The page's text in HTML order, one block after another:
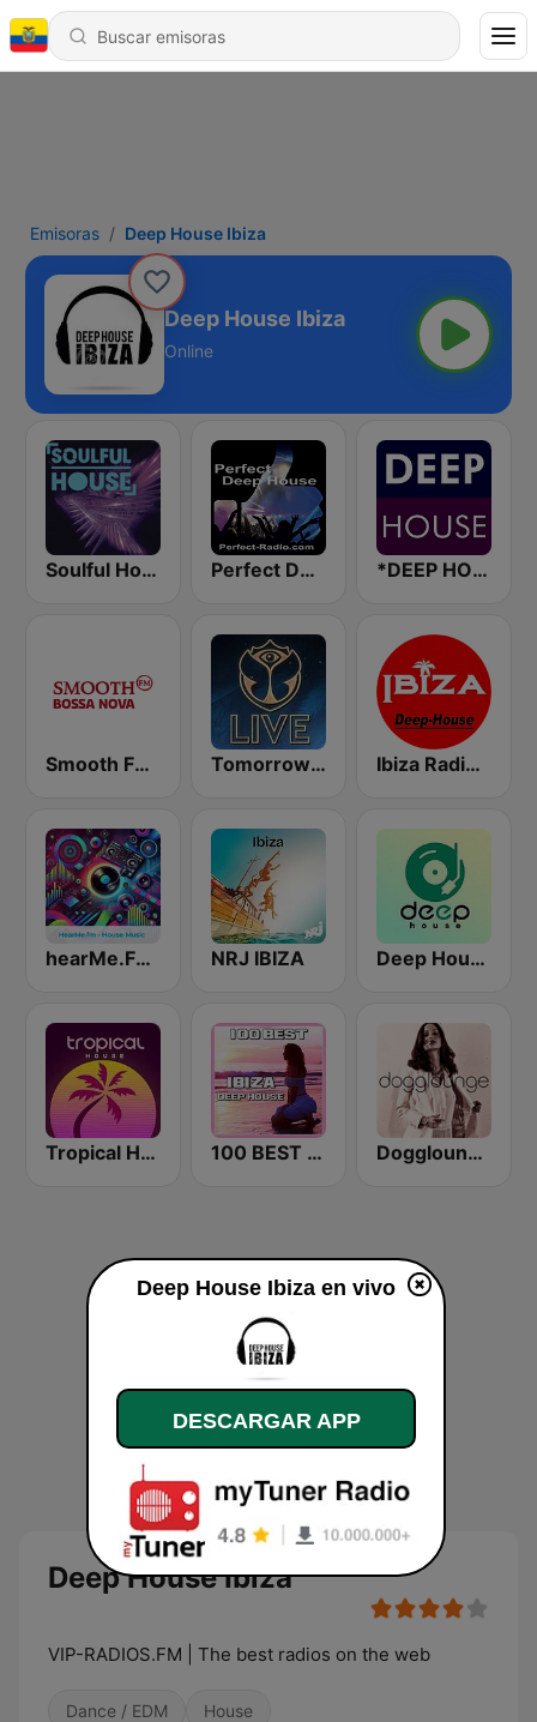
Emisoras Deep House Ibiza
Deep House Ibiza
Online
Soulful House Perfect Deep House *DEEP HOUSE
Smooth FM Bossa Nova Tomorrowland Live Ibiza Radios - Deep House
hearMe.FM House NRJ IBIZA Deep House Radio
Tropical House 100 BEST Ibiza Deep House Dogglounge Deep House Radio
Deep House Ibiza
VIP-RADIOS.FM | The best radios on the web
Dance / EDM House
Deep House Ibiza en vivo
DESCARGAR APP